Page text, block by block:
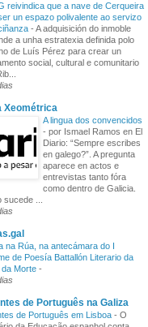
reivindica que a nave de Cerqueira
un espazo polivalente ao servizo
- A adquisición do inmoble
a unha estratexia definida polo
de Luís Pérez para crear un
social, cultural e comunitario
Xeométrica
A lingua dos convencidos
- por Ismael Ramos en El
Diario: “Sempre escribes
en galego?”. A pregunta
aparece en actos e
entrevistas tanto fóra
como dentro de Galicia.
sucede ...
na Rúa, na antecámara do I
de Poesía Battallón Literario da
Morte -
de Português na Galiza
de Português em Lisboa - O